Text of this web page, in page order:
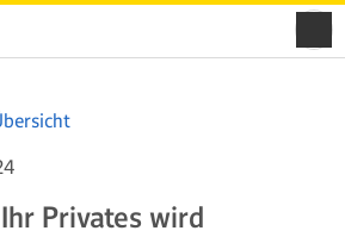
Privates wird